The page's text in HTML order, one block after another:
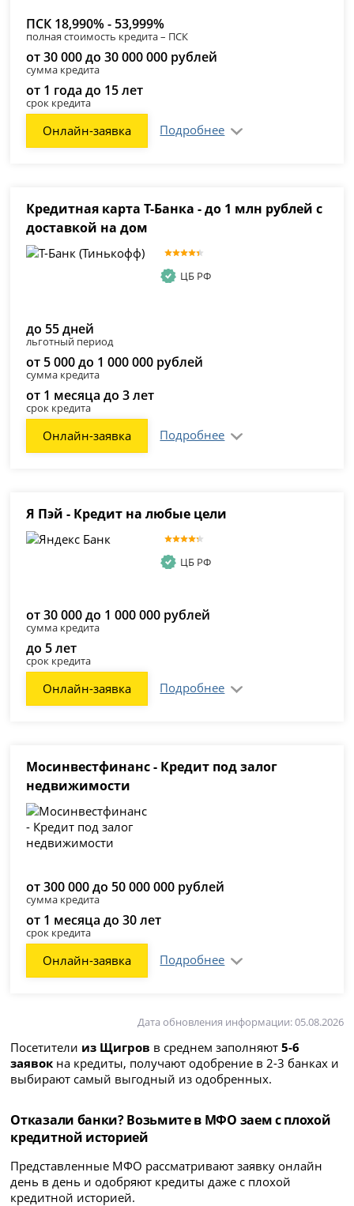
ПСК 18,990% - 53,999%
полная стоимость кредита – ПСК
от 30 000 до 30 000 000 рублей
сумма кредита
от 1 года до 15 лет
срок кредита
Онлайн-заявка Подробнее
Кредитная карта Т-Банка - до 1 млн рублей с
доставкой на дом
ЦБ РФ
до 55 дней
льготный период
от 5 000 до 1 000 000 рублей
сумма кредита
от 1 месяца до 3 лет
срок кредита
Онлайн-заявка Подробнее
Я Пэй - Кредит на любые цели
ЦБ РФ
от 30 000 до 1 000 000 рублей
сумма кредита
до 5 лет
срок кредита
Онлайн-заявка Подробнее
Мосинвестфинанс - Кредит под залог
недвижимости
от 300 000 до 50 000 000 рублей
сумма кредита
от 1 месяца до 30 лет
срок кредита
Онлайн-заявка Подробнее
Дата обновления информации: 05.08.2026
Посетители из Щигров в среднем заполняют5-6
заявок на кредиты, получают одобрение в 2-3 банках и
выбирают самый выгодный из одобренных.
Отказали банки? Возьмите в МФО заем с плохой
кредитной историей
Представленные МФО рассматривают заявку онлайн
день в день и одобряют кредиты даже с плохой
кредитной историей.